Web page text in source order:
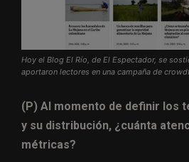
Hoy el Blog El Río, de El Espectador, se
aportaron lectores en una campaña de
(P) Al momento de definir los
y su distribución, ¿cuánta
métricas?